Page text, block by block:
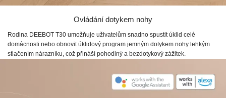
Ovládání dotykem nohy
Rodina DEEBOT T30 umožňuje uživatelům snadno spustit úklid celé
domácnosti nebo obnovit úklidový program jemným dotykem nohy lehkým
stlačením nárazníku, což přináší pohodlný a bezdotykový zážitek.